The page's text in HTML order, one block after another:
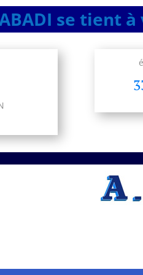
se tient
Peintre –